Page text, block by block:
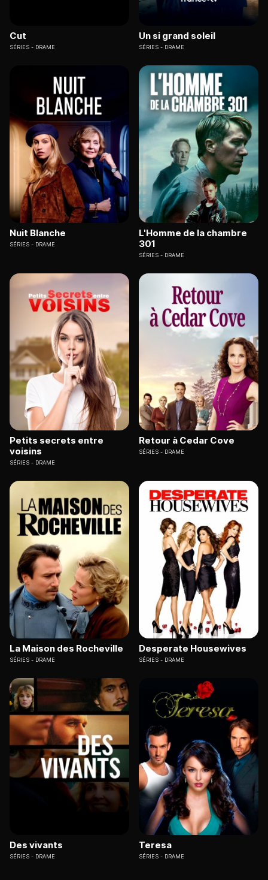
Cut
SÉRIES DRAME
Un si grand soleil
SÉRIES DRAME
Nuit Blanche
SÉRIES DRAME
L'Homme de la chambre
301
SÉRIES DRAME
Petits secrets entre
voisins
SÉRIES DRAME
Retour à Cedar Cove
SÉRIES DRAME
La Maison des Rocheville
SÉRIES DRAME
Desperate Housewives
SÉRIES DRAME
Des vivants
SÉRIES DRAME
Teresa
SÉRIES DRAME